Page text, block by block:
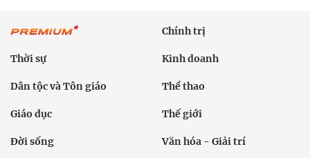
Chính trị
Thời sự Kinh doanh
Dân tộc và Tôn giáo Thể thao
Giáo dục Thế giới
Đời sống Văn hóa - Giải trí